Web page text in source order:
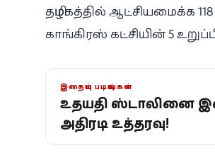
தமிழகத்தில் ஆட்சியமைக்க
காங்கிரஸ் கட்சியின் 5
இதையும் படியுங்கள்
உதயநிதி ஸ்டாலினை
அதிரடி உத்தரவு!